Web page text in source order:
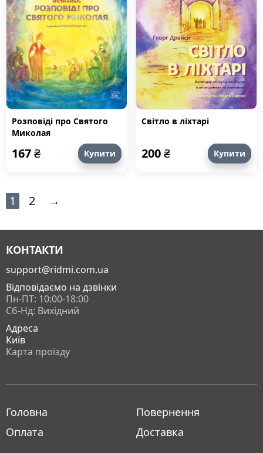
Розповіді про Святого
Миколая
167₴ Купити
Світло в ліхтарі
200₴ Купити
1 2 →
КОНТАКТИ
support@ridmi.com.ua
Відповідаємо на дзвінки
Пн-ПТ: 10:00-18:00
Сб-Нд: Вихідний
Адреса
Київ
Карта проїзду
Головна
Оплата
Повернення
Доставка